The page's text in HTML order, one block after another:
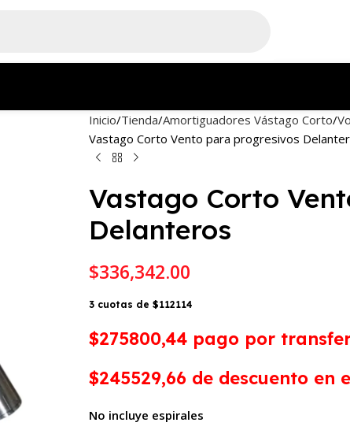
Inicio Tienda Amortiguadores Vástago Corto
Vastago Corto Vento para progresivos
Vastago Corto
Delanteros
$336,342.00
3 cuotas de $112114
$275800,44 pago por
$245529,66 de descuento
No incluye espirales